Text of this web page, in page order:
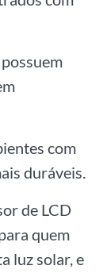
possuem
com
duráveis.
de LCD
quem
luz solar, e